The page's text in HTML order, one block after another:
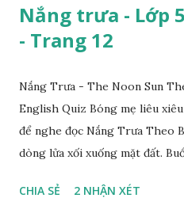
Nắng trưa - Lớp
- Trang 12
Nắng Trưa - The Noon Sun
English Quiz Bóng mẹ liêu
để nghe đọc Nắng Trưa Theo
dòng lửa xối xuống mặt đất.
CHIA SẺ 2 NHẬN XÉT